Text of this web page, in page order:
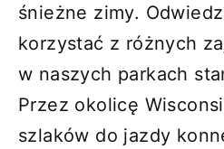
śnieżne zimy.
korzystać z różnych
w naszych parkach
Przez okolicę
szlaków do jazdy